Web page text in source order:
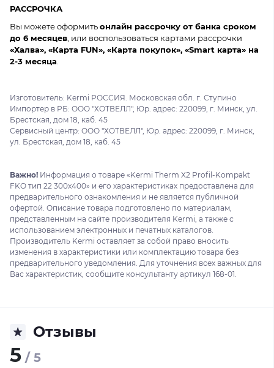
РАССРОЧКА
Вы можете оформитьонлайн рассрочку от банка сроком
до 6 месяцев , или воспользоваться картами рассрочки
«Халва», «Карта FUN», «Карта покупок», «Smart карта» на
2-3 месяца
Изготовитель: Kermi РОССИЯ. Московская обл. г. Ступино
Импортер в РБ: ООО "ХОТВЕЛЛ", Юр. адрес: 220099, г. Минск, ул.
Брестская, дом 18, каб. 45
Сервисный центр: ООО "ХОТВЕЛЛ", Юр. адрес: 220099, г. Минск,
ул. Брестская, дом 18, каб. 45
Важно! Информация о товаре «Kermi Therm X2 Profil-Kompakt
FKO тип 22 300x400» и его характеристиках предоставлена для
предварительного ознакомления и не является публичной
офертой. Описание товара подготовлено по материалам,
представленным на сайте производителя Kermi, а также с
использованием электронных и печатных каталогов.
Производитель Kermi оставляет за собой право вносить
изменения в характеристики или комплектацию товара без
предварительного уведомления. Для уточнения всех важных для
Вас характеристик, сообщите консультанту артикул 168-01.
Отзывы
5 / 5